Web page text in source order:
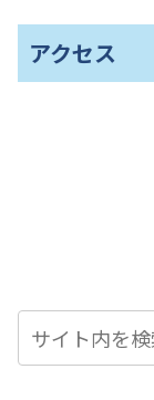
アクセス